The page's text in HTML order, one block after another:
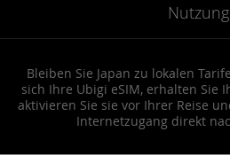
Nutzung
Bleiben Sie Japan zu lokalen
sich Ihre Ubigi eSIM, erhalten Sie
aktivieren Sie sie vor Ihrer Reise
Internetzugang direkt